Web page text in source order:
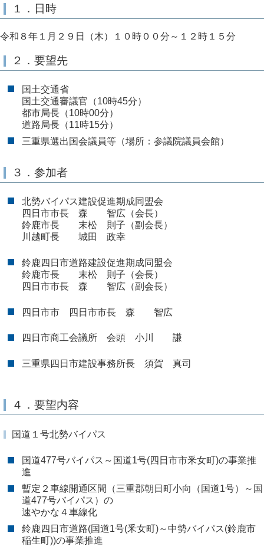
１．日時
令和８年１月２９日（木）１０時００分～１２時１５分
２．要望先
国土交通省
国土交通審議官（10時45分）
都市局長（10時00分）
道路局長（11時15分）
三重県選出国会議員等（場所：参議院議員会館）
３．参加者
北勢バイパス建設促進期成同盟会
四日市市長 森 智広（会長）
鈴鹿市長 末松 則子（副会長）
川越町長 城田 政幸
鈴鹿四日市道路建設促進期成同盟会
鈴鹿市長 末松 則子（会長）
四日市市長 森 智広（副会長）
四日市市 四日市市長 森 智広
四日市商工会議所 会頭 小川 謙
三重県四日市建設事務所長 須賀 真司
４．要望内容
国道１号北勢バイパス
国道477号バイパス～国道1号(四日市市釆女町)の事業推
進
暫定２車線開通区間（三重郡朝日町小向（国道1号）～国
道477号バイパス）の
速やかな４車線化
鈴鹿四日市道路(国道1号(釆女町)～中勢バイパス(鈴鹿市
稲生町))の事業推進